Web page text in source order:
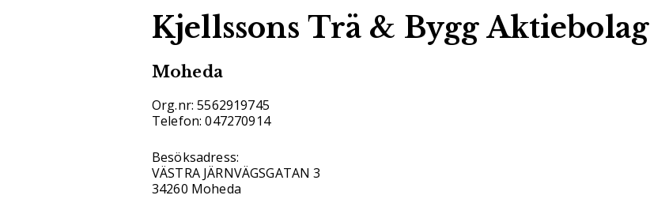
Kjellssons Trä & Bygg Aktiebolag
Moheda
Org.nr: 5562919745
Telefon: 047270914
Besöksadress:
VÄSTRA JÄRNVÄGSGATAN 3
34260 Moheda